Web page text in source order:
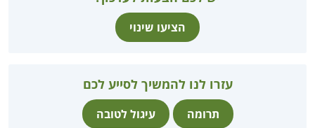
הציעו שינוי
עזרו לנו להמשיך לסייע לכם
תרומה עיגול לטובה